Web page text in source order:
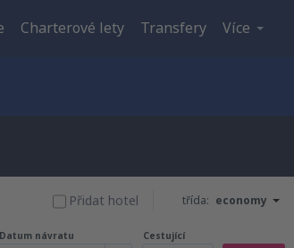
Charterové lety Transfery Více
třída: economy
Přidat hotel
Datum návratu Cestující